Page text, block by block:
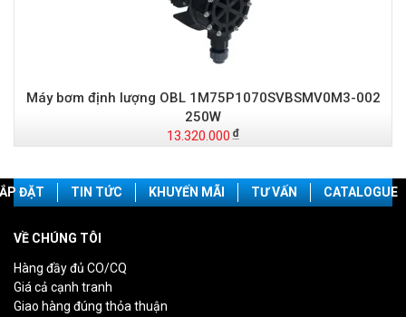
Máy bơm định lượng OBL 1M75P1070SVBSMV0M3-002
250W
13.320.000
ĐẶT TIN TỨC KHUYẾN MÃI TƯ VẤN CATALOGUE
VỀ CHÚNG TÔI
Hàng đầy đủ CO/CQ
Giá cả cạnh tranh
Giao hàng đúng thỏa thuận